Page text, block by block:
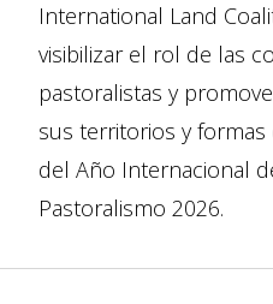
International Land
visibilizar el rol de las
pastoralistas y
sus territorios y
del Año Internacional
Pastoralismo 2026.